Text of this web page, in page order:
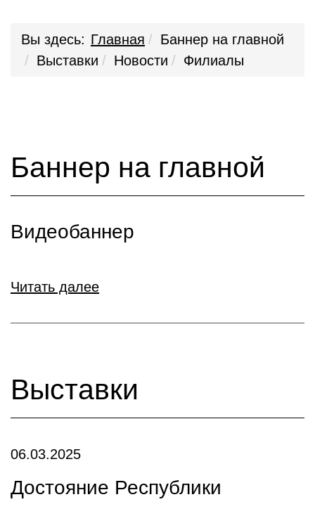
Вы здесь: Главная
Баннер на главной
Выставки
Новости Филиалы
Баннер на главной
Видеобаннер
Читать далее
Выставки
06.03.2025
Достояние Республики